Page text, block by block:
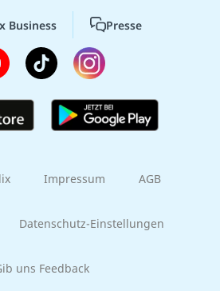
Business Presse
Impressum AGB
Datenschutz-Einstellungen
uns Feedback